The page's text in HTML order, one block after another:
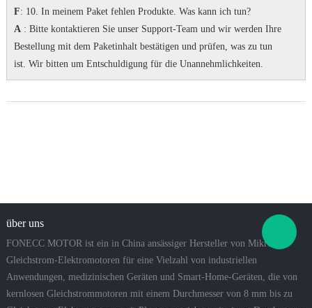
F: 10. In meinem Paket fehlen Produkte. Was kann ich tun?
A: Bitte kontaktieren Sie unser Support-Team und wir werden Ihre
Bestellung mit dem Paketinhalt bestätigen und prüfen, was zu tun
ist. Wir bitten um Entschuldigung für die Unannehmlichkeiten.
über uns
FONECC MOTOR ist ein in China ansässiger Hersteller von Mikro-
Gleichstrom-Elektromotoren für eine Vielzahl von industriellen
Anwendungen, medizinischen Geräten und Smart-Home-Geräten, die von
kernlosen Gleichstrommotoren mit einem Durchmesser von 8 mm bis zu